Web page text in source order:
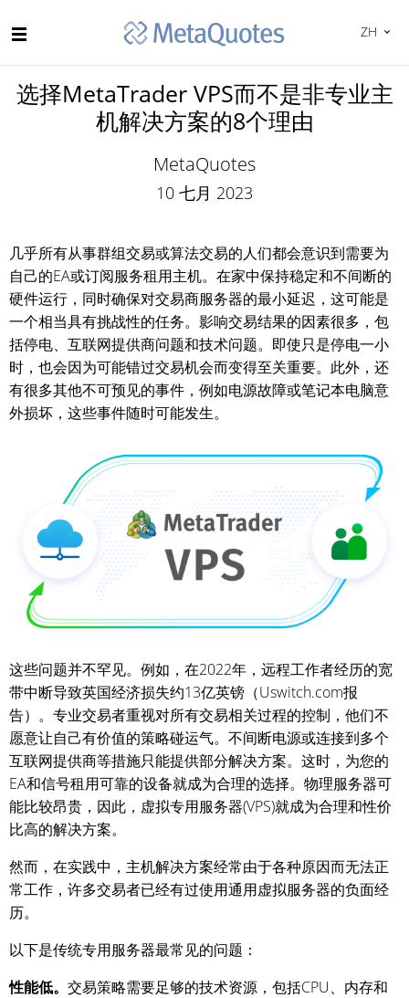
ZH
选择MetaTrader VPS而不是非专业主
机解决方案的8个理由
MetaQuotes
10 七月 2023
几乎所有从事群组交易或算法交易的人们都会意识到需要为
自己的EA或订阅服务租用主机。在家中保持稳定和不间断的
硬件运行，同时确保对交易商服务器的最小延迟，这可能是
一个相当具有挑战性的任务。影响交易结果的因素很多，包
括停电、互联网提供商问题和技术问题。即使只是停电一小
时，也会因为可能错过交易机会而变得至关重要。此外，还
有很多其他不可预见的事件，例如电源故障或笔记本电脑意
外损坏，这些事件随时可能发生。
这些问题并不罕见。例如，在2022年，远程工作者经历的宽
带中断导致英国经济损失约13亿英镑（Uswitch.com报
告）。专业交易者重视对所有交易相关过程的控制，他们不
愿意让自己有价值的策略碰运气。不间断电源或连接到多个
互联网提供商等措施只能提供部分解决方案。这时，为您的
EA和信号租用可靠的设备就成为合理的选择。物理服务器可
能比较昂贵，因此，虚拟专用服务器(VPS)就成为合理和性价
比高的解决方案。
然而，在实践中，主机解决方案经常由于各种原因而无法正
常工作，许多交易者已经有过使用通用虚拟服务器的负面经
历。
以下是传统专用服务器最常见的问题：
性能低。 交易策略需要足够的技术资源，包括CPU、内存和